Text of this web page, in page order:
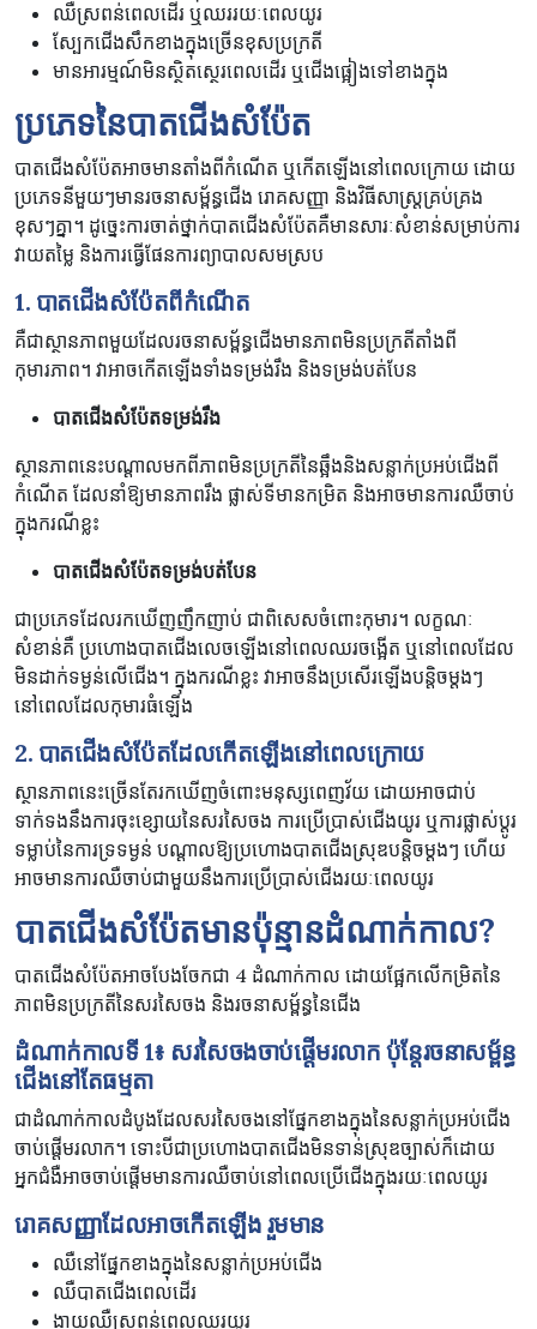
ឈឺស្រពន់ពេលដើរ ឬឈររយៈពេលយូរ
ស្បែកជើងសឹកខាងក្នុងច្រើនខុសប្រក្រតី
មានអារម្មណ៍មិនស្ថិតស្ថេរពេលដើរ ឬជើងផ្អៀងទៅខាងក្នុង
ប្រភេទនៃបាតជើងសំប៉ែត
បាតជើងសំប៉ែតអាចមានតាំងពីកំណើត ឬកើតឡើងនៅពេលក្រោយ ដោយ
ប្រភេទនីមួយៗមានរចនាសម្ព័ន្ធជើង រោគសញ្ញា និងវិធីសាស្រ្តគ្រប់គ្រង
ខុសៗគ្នា។ ដូច្នេះការចាត់ថ្នាក់បាតជើងសំប៉ែតគឺមានសារៈសំខាន់សម្រាប់ការ
វាយតម្លៃ និងការធ្វើផែនការព្យាបាលសមស្រប
1. បាតជើងសំប៉ែតពីកំណើត
គឺជាស្ថានភាពមួយដែលរចនាសម្ព័ន្ធជើងមានភាពមិនប្រក្រតីតាំងពី
កុមារភាព។ វាអាចកើតឡើងទាំងទម្រង់រឹង និងទម្រង់បត់បែន
បាតជើងសំប៉ែតទម្រង់រឹង
ស្ថានភាពនេះបណ្តាលមកពីភាពមិនប្រក្រតីនៃឆ្អឹងនិងសន្លាក់ប្រអប់ជើងពី
កំណើត ដែលនាំឱ្យមានភាពរឹង ផ្លាស់ទីមានកម្រិត និងអាចមានការឈឺចាប់
ក្នុងករណីខ្លះ
បាតជើងសំប៉ែតទម្រង់បត់បែន
ជាប្រភេទដែលរកឃើញញឹកញាប់ ជាពិសេសចំពោះកុមារ។ លក្ខណៈ
សំខាន់គឺ ប្រហោងបាតជើងលេចឡើងនៅពេលឈរចង្អើត ឬនៅពេលដែល
មិនដាក់ទម្ងន់លើជើង។ ក្នុងករណីខ្លះ វាអាចនឹងប្រសើរឡើងបន្តិចម្តងៗ
នៅពេលដែលកុមារធំឡើង
2. បាតជើងសំប៉ែតដែលកើតឡើងនៅពេលក្រោយ
ស្ថានភាពនេះច្រើនតែរកឃើញចំពោះមនុស្សពេញវ័យ ដោយអាចជាប់
ទាក់ទងនឹងការចុះខ្សោយនៃសរសៃចង ការប្រើប្រាស់ជើងយូរ ឬការផ្លាស់ប្តូរ
ទម្លាប់នៃការទ្រទម្ងន់ បណ្តាលឱ្យប្រហោងបាតជើងស្រុឌបន្តិចម្តងៗ ហើយ
អាចមានការឈឺចាប់ជាមួយនឹងការប្រើប្រាស់ជើងរយៈពេលយូរ
បាតជើងសំប៉ែត​មាន​ប៉ុន្មាន​ដំណាក់កាល?
បាតជើងសំប៉ែតអាច​បែងចែក​ជា 4 ដំណាក់កាល ដោយ​ផ្អែក​លើ​កម្រិត​នៃ​
ភាព​មិន​ប្រក្រតី​នៃ​សរសៃចង និង​រចនាសម្ព័ន្ធ​នៃ​ជើង
ដំណាក់កាលទី1៖ ​សរសៃចង​ចាប់ផ្តើមរលាក ប៉ុន្តែ​រចនាសម្ព័ន្ធ​
ជើង​នៅតែ​ធម្មតា
​ជា​ដំណាក់កាល​ដំបូង​ដែល​សរសៃចង​នៅ​ផ្នែក​ខាងក្នុង​នៃ​សន្លាក់ប្រអប់ជើង​
ចាប់ផ្តើម​រលាក។ ទោះបីជាប្រហោងបាតជើង​មិនទាន់ស្រុឌច្បាស់​ក៏ដោយ
អ្នកជំងឺ​អាច​ចាប់ផ្តើម​មាន​ការឈឺចាប់​នៅពេល​ប្រើ​ជើង​ក្នុង​រយៈពេល​យូរ
រោគសញ្ញា​ដែល​អាច​កើតឡើង ​រួមមាន​
ឈឺ​នៅ​ផ្នែក​ខាងក្នុង​នៃសន្លាក់​ប្រអប់ជើង
ឈឺ​បាតជើង​ពេល​ដើរ
ងាយឈឺស្រពន់ពេល​ឈរ​យូរ